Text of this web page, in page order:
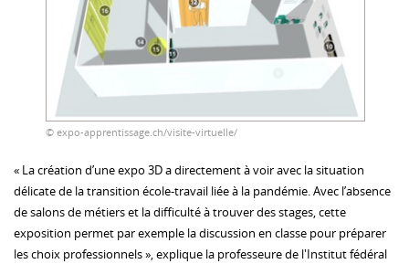
© expo-apprentissage.ch/visite-virtuelle/
« La création d’une expo 3D a directement à voir avec la situation
délicate de la transition école-travail liée à la pandémie. Avec l’absence
de salons de métiers et la difficulté à trouver des stages, cette
exposition permet par exemple la discussion en classe pour préparer
les choix professionnels », explique la professeure de l'Institut fédéral